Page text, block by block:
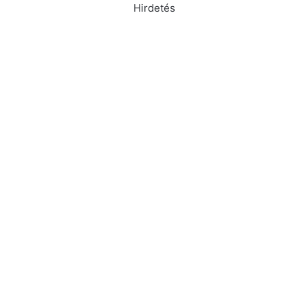
Hirdetés